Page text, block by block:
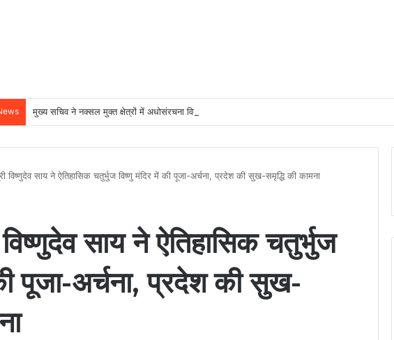
मुख्य सचिव ने नक्सल मुक्त क्षेत्रों में अधोसंरचना विकास और बुनियादी सुविधाओं को प्राथमिकता देने के दिए निर्देश
विष्णुदेव साय ने ऐतिहासिक चतुर्भुज विष्णु मंदिर में की पूजा-अर्चना, प्रदेश की सुख-समृद्धि की कामना
साय ने ऐतिहासिक चतुर्भुज
पूजा-अर्चना, प्रदेश की सुख-